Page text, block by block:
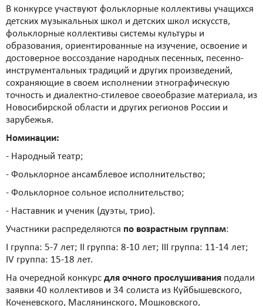
В конкурсе участвуют фольклорные коллективы учащихся
детских музыкальных школ и детских школ искусств,
фольклорные коллективы системы культуры и
образования, ориентированные на изучение, освоение и
достоверное воссоздание народных песенных, песенно-
инструментальных традиций и других произведений,
сохраняющие в своем исполнении этнографическую
точность и диалектно-стилевое своеобразие материала, из
Новосибирской области и других регионов России и
зарубежья.
Номинации:
- Народный театр;
- Фольклорное ансамблевое исполнительство;
- Фольклорное сольное исполнительство;
- Наставник и ученик (дуэты, трио).
Участники распределяются по возрастным группам:
I группа: 5-7 лет; II группа: 8-10 лет; III группа: 11-14 лет;
IV группа: 15-18 лет.
На очередной конкурс для очного прослушивания подали
заявки 40 коллективов и 34 солиста из Куйбышевского,
Коченевского, Маслянинского, Мошковского,